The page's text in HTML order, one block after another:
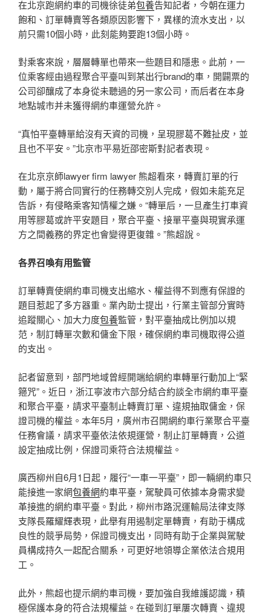
在北京跑網約車的司機徐徒弟包養告知記者，今朝在運力
飽和、訂單轉賣等各類原因影響下，異樣的流水支出，以
前只需10個小時，此刻能夠要跑13個小時。
對乘客來說，層層轉單也帶來一些題目和隱患。此前，一
位乘客經由過程聚合平臺叫到某出行brand的車，開闢票的
公司卻釀成了本身從未聽過的另一家公司，而后者在本身
地點城市并未獲得網約車運營允許。
“真怕平臺轉單給沒有天資的司機，呈現膠葛不難扯皮，並
且也不平安。”北京市平易近邵密斯對記者表現。
在北京京師lawyer firm lawyer 熊超看來，轉賣訂單的行
動，屬于將合同實行的任務轉交別人完成，假如未能充足
告訴，有侵略乘客知情權之嫌。“轉單后，一旦產生打車資
用等膠葛或許平安題目，聚合平臺、接單平臺與現實承運
方之間義務的界定也會變得更復雜。”熊超說。
各界召喚有用監管
訂單轉賣使網約車司機支出縮水、權益得不到應有保證的
題目惹起了多方器重。業內助士提出，行業主管部分實時
追蹤關心、加大力度包養監管，對平臺抽成比例加以規
范，制訂轉單次數和傭金下限，確保網約車司機取得公道
的支出。
記者留意到，部門地域曾經開端給網約車轉單行動加上“緊
箍咒”。近日，浙江寧波市六部分結合約談全市網約車平臺
和聚合平臺，請求平臺制止轉賣訂單、違規抽取傭金，保
證司機的權益。本年5月，廣州市召開網約車行業聚合平臺
任務會議，請求平臺依法依規運營，制止訂單轉賣，公道
設定抽成比例，保證司乘符合法規權益。
廣西柳州自6月1日起，履行“一車一平臺”，即一輛網約車只
能接進一家網包養網約車平臺，駕駛員可依據本身需求變
革接進的網約車平臺。對此，柳州市路況運輸局法律支隊
支隊長羅耀輝表現，此舉有用遏制定單轉賣，有助于構成
良性的競爭局勢，保證司機支出，同時有助于企業與駕駛
員構成持久一起配合關系，可更好地領導企業依法合規用
工。
此外，熊超也提示網約車司機，要加強自我維護認識，積
極保護本身的符合法規權益。在碰到訂單屢次轉賣、違規